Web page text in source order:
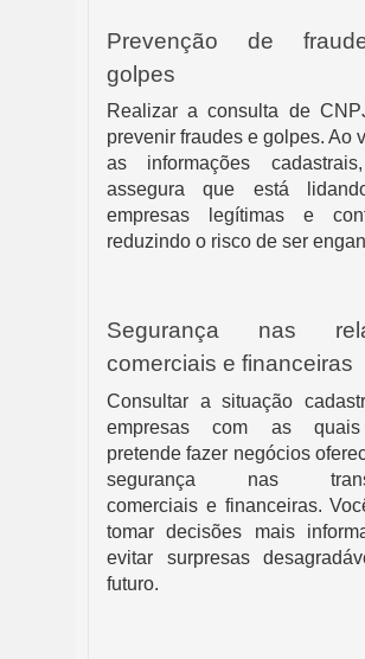
Prevenção de
golpes
Realizar a consulta de
prevenir fraudes e golpes. Ao
as informações
assegura que está
empresas legítimas e
reduzindo o risco de ser
Segurança nas
comerciais e financeiras
Consultar a situação
empresas com as
pretende fazer negócios
segurança nas
comerciais e financeiras.
tomar decisões mais
evitar surpresas
futuro.